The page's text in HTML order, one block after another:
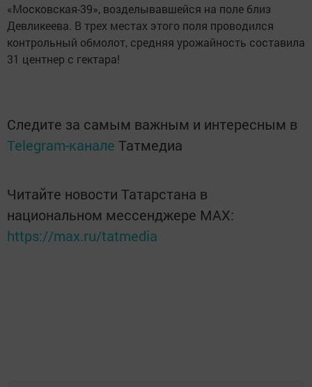
«Московская-39», возделывавшейся на поле близ
Девликеева. В трех местах этого поля проводился
контрольный обмолот, средняя урожайность составила
31 центнер с гектара!
Следите за самым важным и интересным в
Telegram-канале Татмедиа
Читайте новости Татарстана в
национальном мессенджере MАХ:
https://max.ru/tatmedia